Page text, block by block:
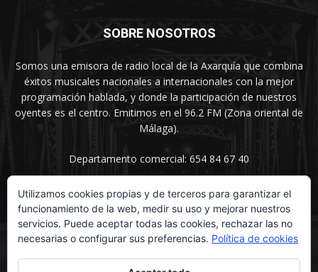
SOBRE NOSOTROS
Somos una emisora de radio local de la Axarquía que combina
éxitos musicales nacionales a internacionales con la mejor
programación hablada, y donde la participación de nuestros
oyentes es el centro. Emitimos en el 96.2 FM (Zona oriental de
Málaga).
Departamento comercial: 654 84 67 40
SÍGUENOS
Utilizamos cookies propias y de terceros para garantizar el
funcionamiento de la web, medir su uso y mejorar nuestros
servicios. Puede aceptar todas las cookies, rechazar las no
necesarias o configurar sus preferencias. Política de cookies